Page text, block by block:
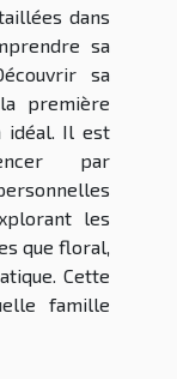
dans
sa
sa
première
idéal. Il est
par
les
que floral,
Cette
famille